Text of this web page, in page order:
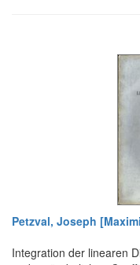
Petzval, Joseph
Integration der linearen